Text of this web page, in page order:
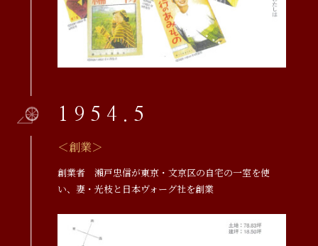
1954.5
＜創業＞
創業者 瀨戸忠信が東京・文京区の自宅の一室を使
い、妻・光枝と日本ヴォーグ社を創業